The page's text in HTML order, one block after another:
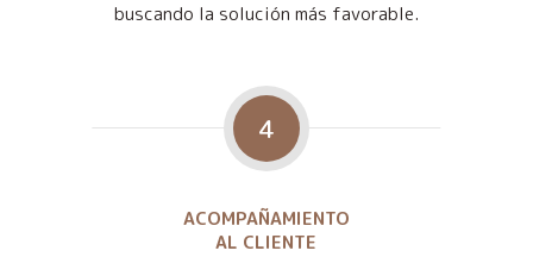
buscando la solución más favorable.
4
ACOMPAÑAMIENTO
AL CLIENTE